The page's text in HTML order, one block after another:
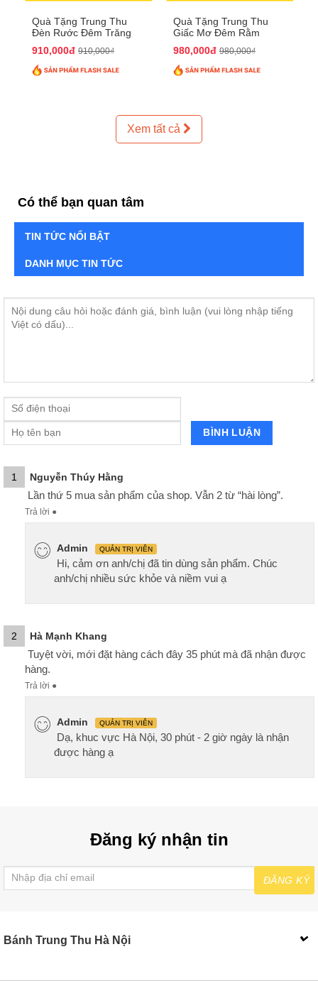
Quà Tặng Trung Thu
Đèn Rước Đêm Trăng
910,000đ 910,000₫
Quà Tặng Trung Thu
Giấc Mơ Đêm Rằm
980,000đ 980,000₫
Xem tất cả
Có thể bạn quan tâm
TIN TỨC NỔI BẬT
DANH MỤC TIN TỨC
1 Nguyễn Thúy Hằng
Lần thứ 5 mua sản phẩm của shop. Vẫn 2 từ “hài lòng”.
Trả lời ●
Admin QUẢN TRỊ VIÊN
Hi, cảm ơn anh/chị đã tin dùng sản phẩm. Chúc
anh/chị nhiều sức khỏe và niềm vui ạ
2 Hà Mạnh Khang
Tuyệt vời, mới đặt hàng cách đây 35 phút mà đã nhận được
hàng.
Trả lời ●
Admin QUẢN TRỊ VIÊN
Dạ, khuc vực Hà Nội, 30 phút - 2 giờ ngày là nhận
được hàng ạ
Đăng ký nhận tin
ĐĂNG KÝ
Bánh Trung Thu Hà Nội